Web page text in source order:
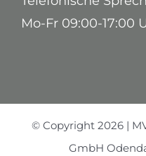
Mo-Fr 09:00-17:00
© Copyright 2026 |
GmbH